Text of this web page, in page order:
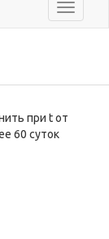
Меню
при t от
60 суток